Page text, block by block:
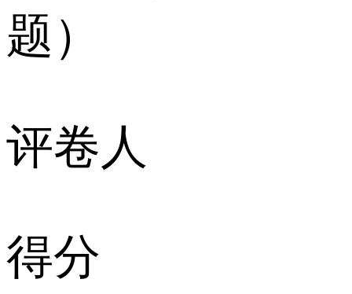
题）
评卷人
得分